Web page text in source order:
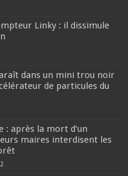
Linky : il dissimule
dans un mini trou noir
de particules du
: après la mort d’un
maires interdisent les